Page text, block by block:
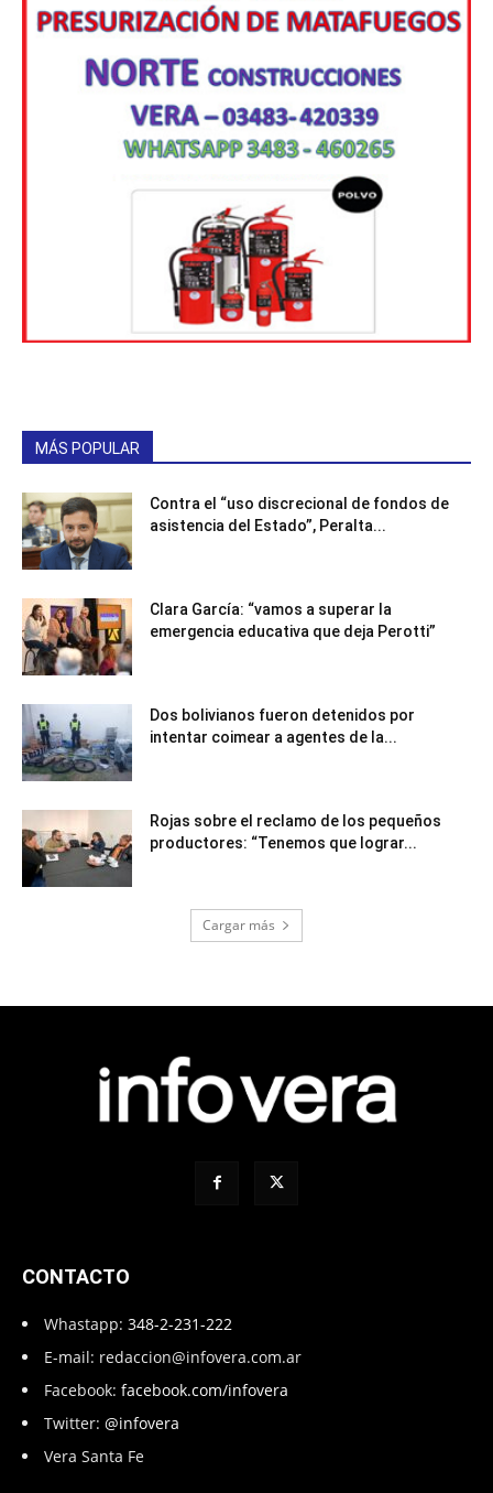
MÁS POPULAR
Contra el “uso discrecional de fondos de
asistencia del Estado”, Peralta...
Clara García: “vamos a superar la
emergencia educativa que deja Perotti”
Dos bolivianos fueron detenidos por
intentar coimear a agentes de la...
Rojas sobre el reclamo de los pequeños
productores: “Tenemos que lograr...
Cargar más
CONTACTO
Whastapp: 348-2-231-222
E-mail: redaccion@infovera.com.ar
Facebook: facebook.com/infovera
Twitter: @infovera
Vera Santa Fe